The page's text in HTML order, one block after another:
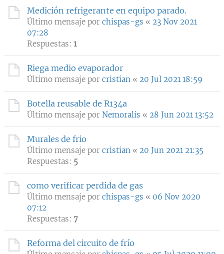
Medición refrigerante en equipo parado.
Último mensaje por chispas-gs « 23 Nov 2021
07:28
Respuestas: 1
Riega medio evaporador
Último mensaje por cristian « 20 Jul 2021 18:59
Botella reusable de R134a
Último mensaje por Nemoralis « 28 Jun 2021 13:52
Murales de frio
Último mensaje por cristian « 20 Jun 2021 21:35
Respuestas: 5
como verificar perdida de gas
Último mensaje por chispas-gs « 06 Nov 2020
07:12
Respuestas: 7
Reforma del circuito de frío